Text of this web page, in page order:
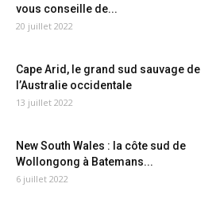
vous conseille de...
20 juillet 2022
Cape Arid, le grand sud sauvage de
l’Australie occidentale
13 juillet 2022
New South Wales : la côte sud de
Wollongong à Batemans...
6 juillet 2022